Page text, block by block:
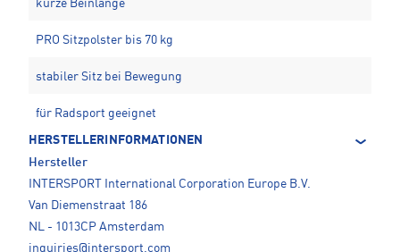
kurze Beinlänge
PRO Sitzpolster bis 70 kg
stabiler Sitz bei Bewegung
für Radsport geeignet
HERSTELLERINFORMATIONEN
Hersteller
INTERSPORT International Corporation Europe B.V.
Van Diemenstraat 186
NL - 1013CP Amsterdam
inquiries@intersport.com